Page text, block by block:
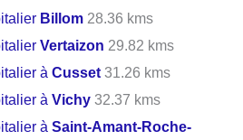
Billom 28.36 kms
Vertaizon 29.82 kms
àCusset 31.26 kms
àVichy 32.37 kms
àSaint-Amant-Roche-